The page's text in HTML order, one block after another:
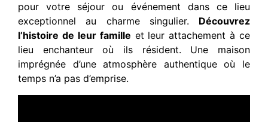
pour votre séjour ou événement dans ce lieu
exceptionnel au charme singulier. Découvrez
l’histoire de leur famille et leur attachement à ce
lieu enchanteur où ils résident. Une maison
imprégnée d’une atmosphère authentique où le
temps n’a pas d’emprise.